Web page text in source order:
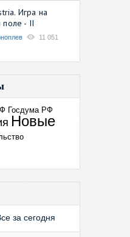
Игра на
- II
11 051
Госдума РФ
Новые
за сегодня